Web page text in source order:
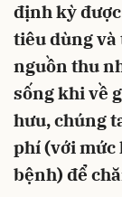
định kỳ
tiêu dùng
nguồn thu
sống khi về
hưu, chúng
phí (với mức
bệnh) để